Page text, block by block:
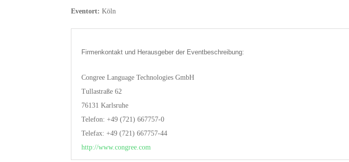
Eventort: Köln
Firmenkontakt und Herausgeber der Eventbeschreibung:
Congree Language Technologies GmbH
Tullastraße 62
76131 Karlsruhe
Telefon: +49 (721) 667757-0
Telefax: +49 (721) 667757-44
http://www.congree.com